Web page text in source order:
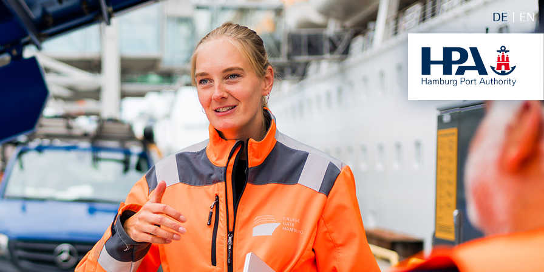
DE EN
Center der HPA
aller Verkehrsmeldungen im Hafen am